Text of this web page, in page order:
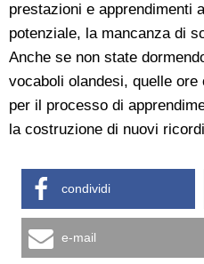
prestazioni e apprendimenti
potenziale, la mancanza di
Anche se non state
vocaboli olandesi, quelle
per il processo di
la costruzione di nuovi
condividi
e-mail